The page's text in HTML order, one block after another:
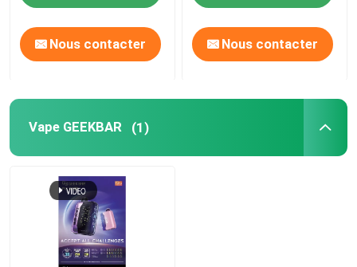
PEAKBAR Vapeur
Vape HQD
Vaperrrrrrur EPLUS
Vape à l'ancienne
Nous contacter Nous contacter
Vape GEEKBAR (1)